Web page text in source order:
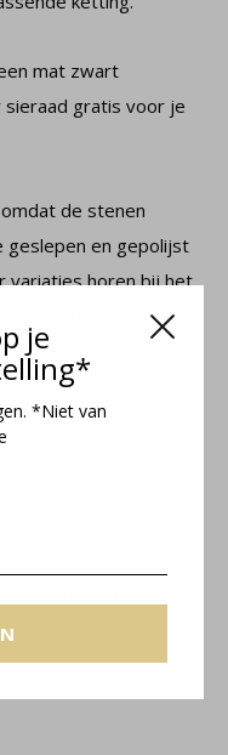
je
*Niet van
mat zwart
sieraad gratis voor je
de stenen
geslepen en gepolijst
variaties horen bij het